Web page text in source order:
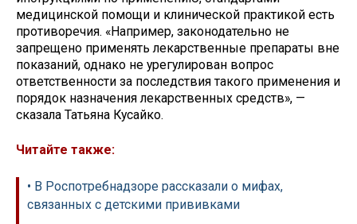
медицинской помощи и клинической практикой есть
противоречия. «Например, законодательно не
запрещено применять лекарственные препараты вне
показаний, однако не урегулирован вопрос
ответственности за последствия такого применения и
порядок назначения лекарственных средств», —
сказала Татьяна Кусайко.
Читайте также:
• В Роспотребнадзоре рассказали о мифах,
связанных с детскими прививками